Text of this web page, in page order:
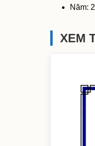
Năm:
XEM